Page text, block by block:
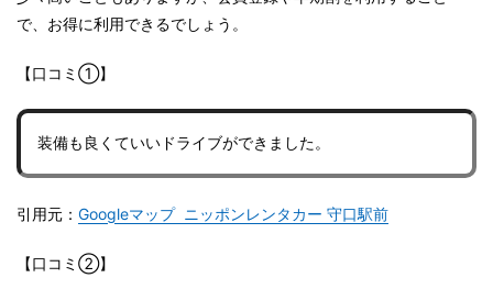
で、お得に利用できるでしょう。
【口コミ①】
装備も良くていいドライブができました。
引用元： Googleマップ ニッポンレンタカー 守口駅前
【口コミ②】